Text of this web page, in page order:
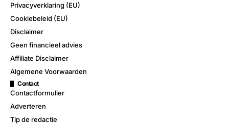
Privacyverklaring (EU)
Cookiebeleid (EU)
Disclaimer
Geen financieel advies
Affiliate Disclaimer
Algemene Voorwaarden
Contact
Contactformulier
Adverteren
Tip de redactie